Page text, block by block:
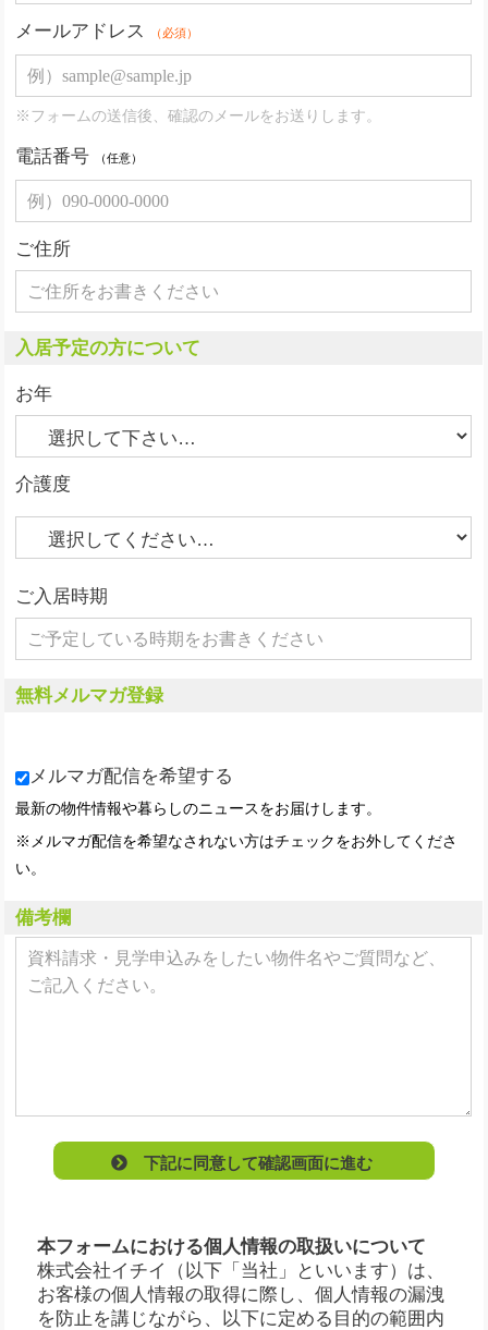
メールアドレス （必須）
※フォームの送信後、確認のメールをお送りします。
電話番号 （任意）
ご住所
入居予定の方について
お年
介護度
ご入居時期
無料メルマガ登録
メルマガ配信を希望する
最新の物件情報や暮らしのニュースをお届けします。
※メルマガ配信を希望なされない方はチェックをお外してくださ
い。
備考欄
下記に同意して確認画面に進む
本フォームにおける個人情報の取扱いについて
株式会社イチイ（以下「当社」といいます）は、
お客様の個人情報の取得に際し、個人情報の漏洩
を防止を講じながら、以下に定める目的の範囲内